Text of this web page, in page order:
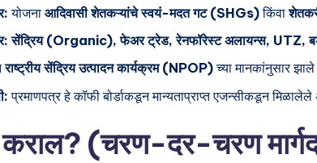
योजना आदिवासी शेतकऱ्यांचे स्वयं-मदत गट (SHGs)किंवा
सेंद्रिय (Organic), फेअर ट्रेड, रेनफॉरेस्ट अलायन्स, UTZ,
राष्ट्रीय सेंद्रिय उत्पादन कार्यक्रम (NPOP)च्या मानकांनुसार झाले
प्रमाणपत्र हे कॉफी बोर्डाकडून मान्यताप्राप्त एजन्सीकडून
(चरण-दर-चरण